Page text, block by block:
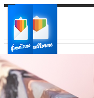
Ваш город: